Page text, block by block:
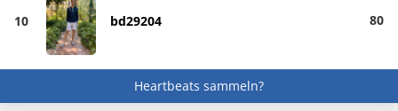
10 bd29204 80
Heartbeats sammeln?